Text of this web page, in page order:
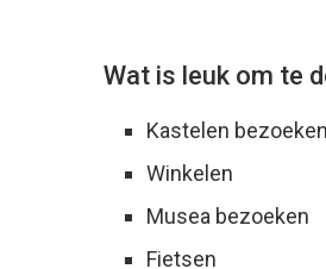
Wat is leuk om te
Kastelen bezoeken
Winkelen
Musea bezoeken
Fietsen